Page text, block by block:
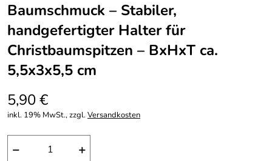
Baumschmuck – Stabiler,
handgefertigter Halter für
Christbaumspitzen – BxHxT ca.
5,5x3x5,5 cm
5,90 €
inkl. 19% MwSt., zzgl.Versandkosten
− +